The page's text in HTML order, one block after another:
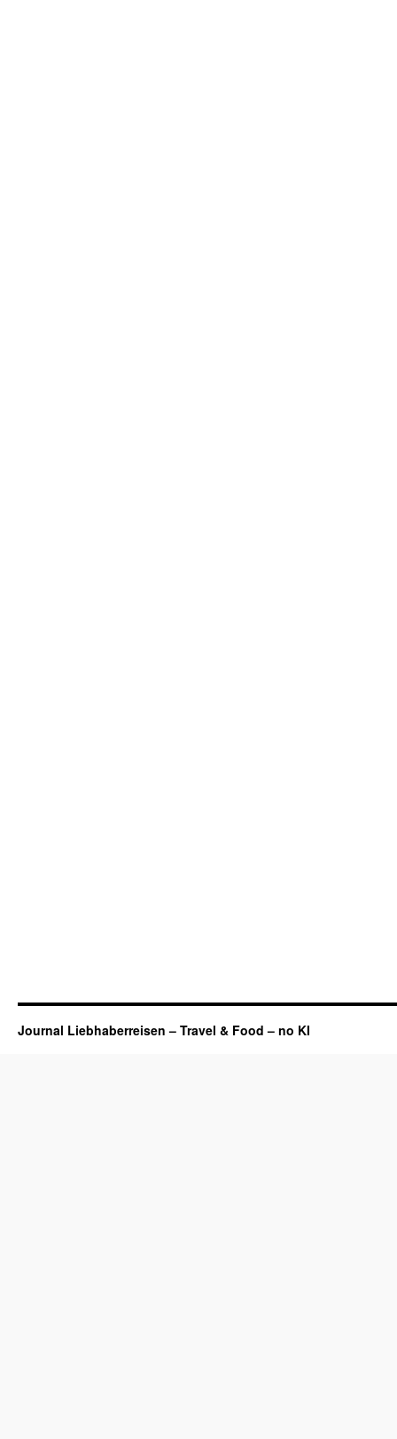
Journal Liebhaberreisen – Travel & Food – no KI